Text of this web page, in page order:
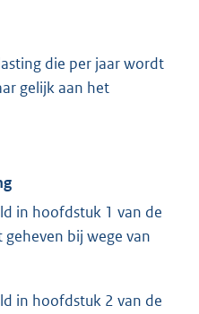
die per jaar wordt
gelijk aan het
in hoofdstuk 1 van de
bij wege van
in hoofdstuk 2 van de